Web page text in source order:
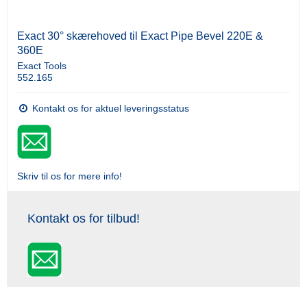
Exact 30° skærehoved til Exact Pipe Bevel 220E &
360E
Exact Tools
552.165
Kontakt os for aktuel leveringsstatus
Skriv til os for mere info!
Kontakt os for tilbud!